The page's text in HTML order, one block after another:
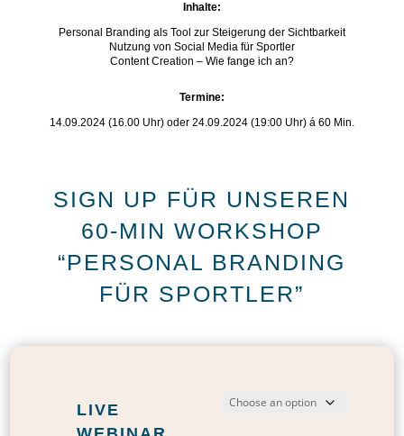
Inhalte:
Personal Branding als Tool zur Steigerung der Sichtbarkeit
Nutzung von Social Media für Sportler
Content Creation – Wie fange ich an?
Termine:
14.09.2024 (16.00 Uhr) oder 24.09.2024 (19:00 Uhr) á 60 Min.
SIGN UP FÜR UNSEREN
60-MIN WORKSHOP
“PERSONAL BRANDING
FÜR SPORTLER”
LIVE